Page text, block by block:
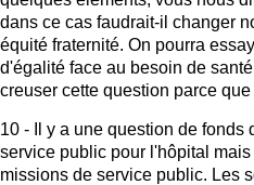
dans ce cas faudrait-il changer
équité fraternité. On pourra
d'égalité face au besoin de
creuser cette question parce
10 - Il y a une question de fonds
service public pour l'hôpital
missions de service public. Les